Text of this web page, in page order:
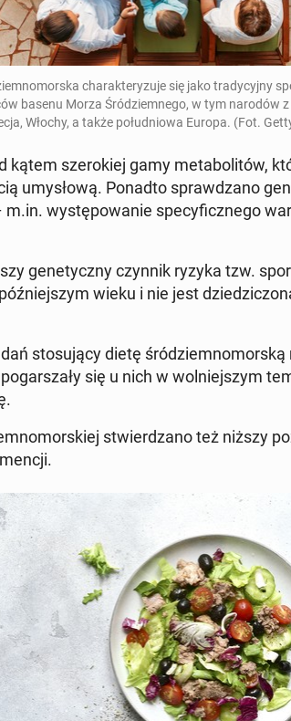
cha­rak­te­ry­zu­je się jako tra­dy­cyj­ny
basenu Morza Śród­ziem­ne­go, w tym narodów
Włochy, a także po­łu­dnio­wa Europa. (Fot.
kątem sze­ro­kiej gamy me­ta­bo­li­tów,
umy­sło­wą. Ponadto spraw­dza­no
wy­stę­po­wa­nie spe­cy­ficz­ne­go
ge­ne­tycz­ny czynnik ryzyka tzw.
wieku i nie jest
sto­su­ją­cy dietę
się u nich w wol­niej­szym
stwier­dza­no też niższy